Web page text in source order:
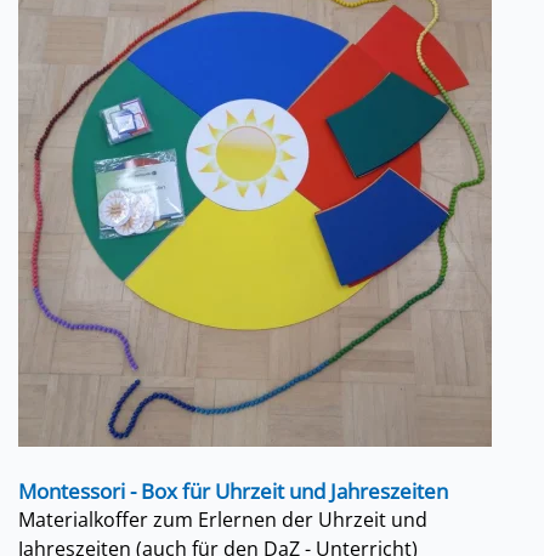
Montessori - Box für Uhrzeit und Jahreszeiten
Materialkoffer zum Erlernen der Uhrzeit und
Jahreszeiten (auch für den DaZ - Unterricht)